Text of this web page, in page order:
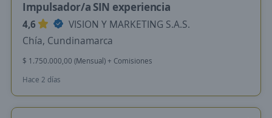
Impulsador/a SIN experiencia
4,6
VISION Y MARKETING S.A.S.
Chía, Cundinamarca
$ 1.750.000,00 (Mensual) + Comisiones
Hace 2 días